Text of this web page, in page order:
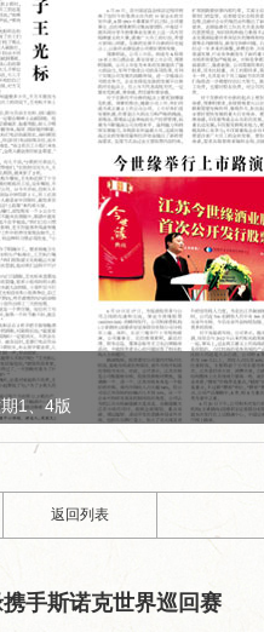
2、3版
返回列表
手斯诺克世界巡回赛